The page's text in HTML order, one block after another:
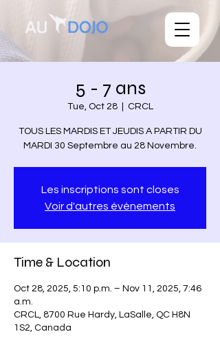
5 - 7 ans
Tue, Oct 28
  |
CRCL
TOUS LES MARDIS ET JEUDIS A PARTIR DU
Les inscriptions sont closes
Voir d'autres événements
Time & Location
Oct 28, 2025, 5:10 p.m. – Nov 11, 2025, 7:46
a.m.
CRCL, 8700 Rue Hardy, LaSalle, QC H8N
1S2, Canada